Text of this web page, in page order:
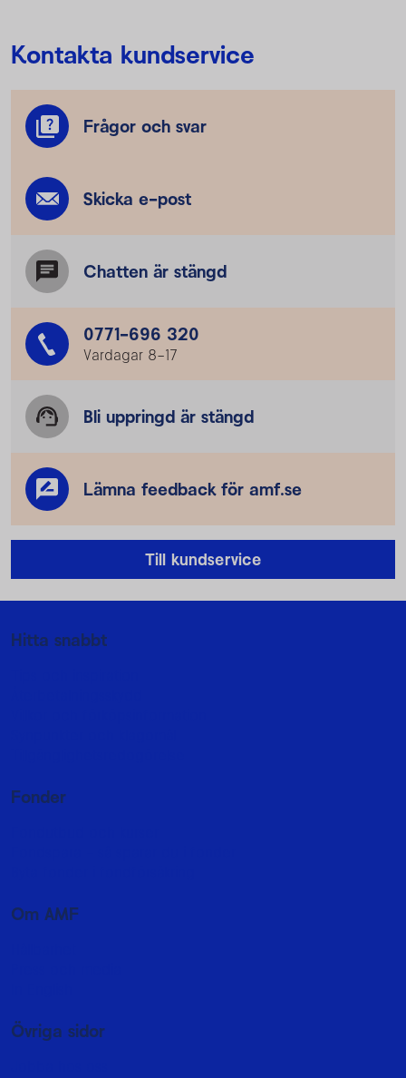
Kontakta kundservice
Frågor och svar
Skicka e-post
Chatten är stängd
0771-696 320
Vardagar 8–17
Bli uppringd är stängd
Lämna feedback för amf.se
Till kundservice
Mer information
Hitta snabbt
Fonder
Om AMF
Övriga sidor